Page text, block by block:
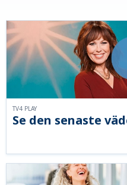
Se den senaste
TV4 PLAY